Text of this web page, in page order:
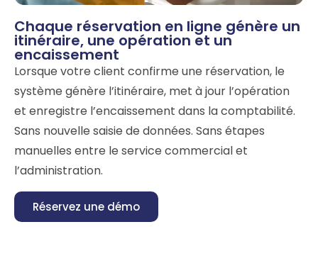
Chaque réservation en ligne génère un
itinéraire, une opération et un
encaissement
Lorsque votre client confirme une réservation, le
système génère l’itinéraire, met à jour l’opération
et enregistre l’encaissement dans la comptabilité.
Sans nouvelle saisie de données. Sans étapes
manuelles entre le service commercial et
l’administration.
Réservez une démo